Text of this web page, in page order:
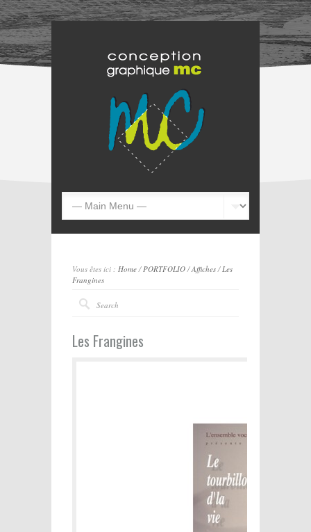
Vous êtes ici : Home/PORTFOLIO/Affiches/Les
Frangines
Les Frangines